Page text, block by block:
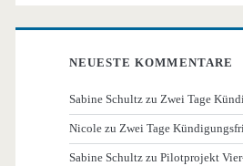
NEUESTE KOMMENTARE
Sabine Schultz zuZwei Tage
Nicole zuZwei Tage
Sabine Schultz zuPilotprojekt